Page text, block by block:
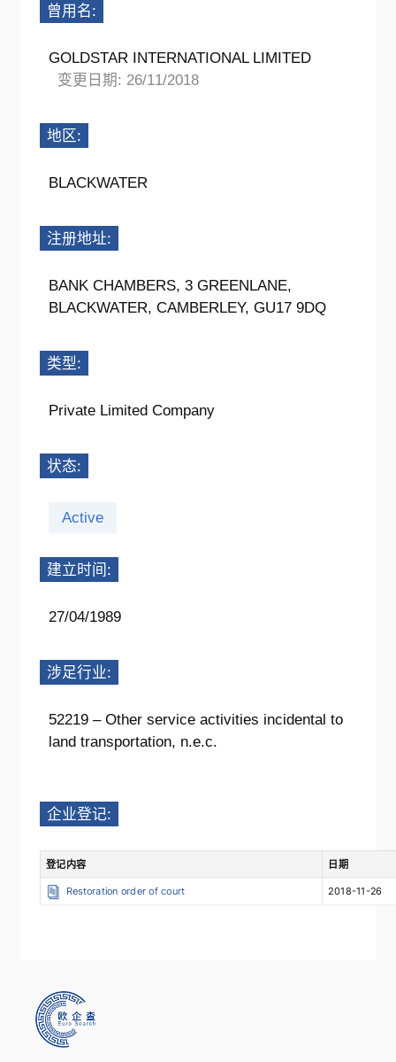
曾用名:
GOLDSTAR INTERNATIONAL LIMITED
变更日期: 26/11/2018
地区:
BLACKWATER
注册地址:
BANK CHAMBERS, 3 GREENLANE,
BLACKWATER, CAMBERLEY, GU17 9DQ
类型:
Private Limited Company
状态:
Active
建立时间:
27/04/1989
涉足行业:
52219 – Other service activities incidental to
land transportation, n.e.c.
企业登记:
登记内容 日期
Restoration order of court 2018-11-26